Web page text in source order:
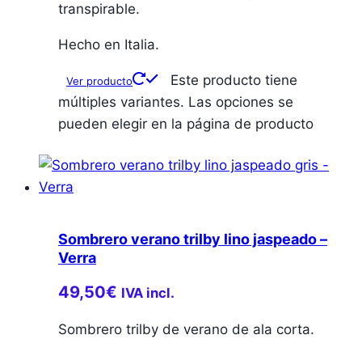
transpirable.
Hecho en Italia.
Ver producto
Este producto tiene
múltiples variantes. Las opciones se
pueden elegir en la página de producto
Sombrero verano trilby lino jaspeado –
Verra
49,50€ IVA incl.
Sombrero trilby de verano de ala corta.